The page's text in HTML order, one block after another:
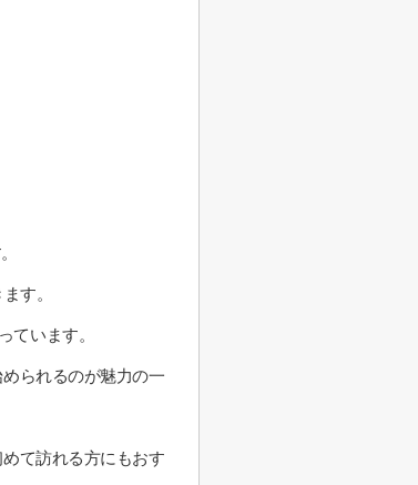
す。
ています。
られるのが魅力の一
て訪れる方にもおす